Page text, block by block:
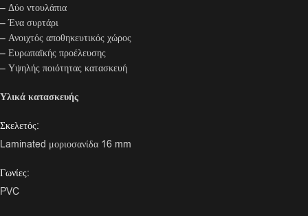
– Δύο ντουλάπια
– Ένα συρτάρι
– Ανοιχτός αποθηκευτικός χώρος
– Ευρωπαϊκής προέλευσης
– Υψηλής ποιότητας κατασκευή
Υλικά κατασκευής
Σκελετός:
Laminated μοριοσανίδα 16 mm
Γωνίες:
PVC